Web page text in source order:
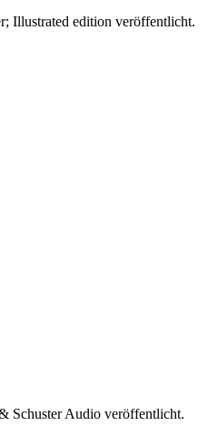
Illustrated edition veröffentlicht.
Schuster Audio veröffentlicht.